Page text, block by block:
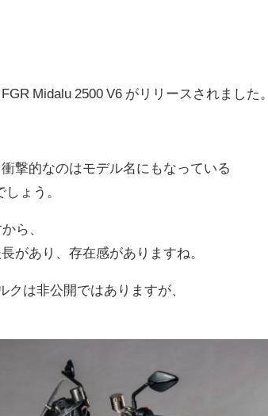
Midalu 2500 V6 がリリースされました。
撃的なのはモデル名にもなっている
ょう。
ら、
があり、存在感がありますね。
クは非公開ではありますが、